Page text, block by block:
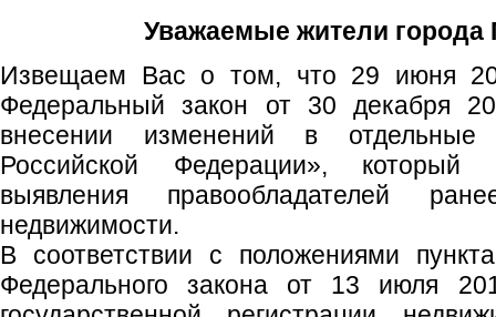
Уважаемые жители города
Извещаем Вас о том, что 29 июня
Федеральный закон от 30
внесении изменений в отдельные
Российской Федерации», который
выявления правообладателей
недвижимости.
В соответствии с положениями
Федерального закона от 13 июля